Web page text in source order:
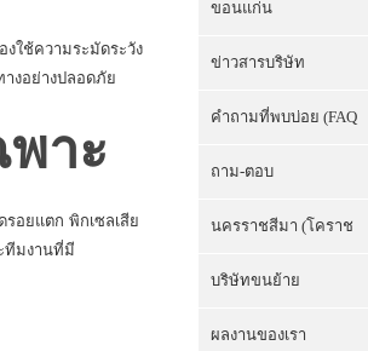
ใช้ความระมัดระวัง
งอย่างปลอดภัย
าะ
อยแตก พิกเซลเสีย
ทีมงานที่มี
ขอนแก่น
ข่าวสารบริษัท
คำถามที่พบบ่อย (FAQ
ถาม-ตอบ
นครราชสีมา (โคราช
บริษัทขนย้าย
ผลงานของเรา